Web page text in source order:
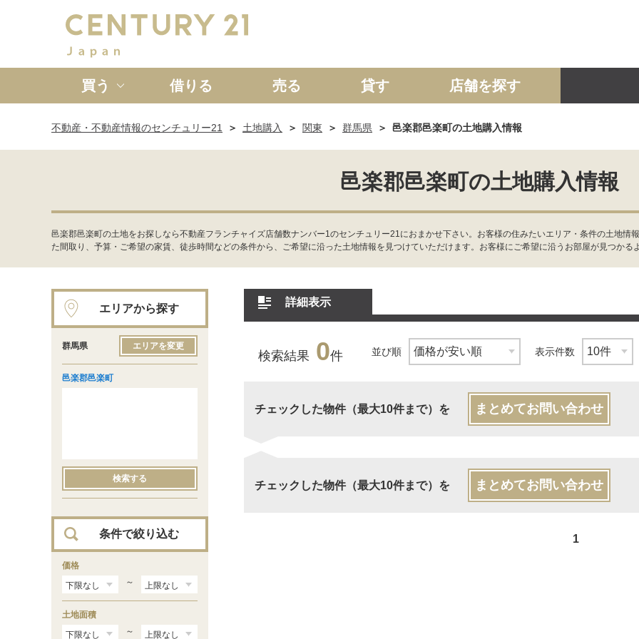
買う
新築一戸建て 中古一戸建て マンション 土地
借りる 売る 貸す 店舗を探す
不動産・不動産情報のセンチュリー21 土地購入 関東 群馬県 邑楽郡邑楽町の土地購入情報
邑楽郡邑楽町の土地購入情報
邑楽郡邑楽町の土地をお探しなら不動産フランチャイズ店舗数ナンバー1のセンチュリー21におまかせ下さい。お客様の住みたいエリア・条件の土地
た間取り、予算・ご希望の家賃、徒歩時間などの条件から、ご希望に沿った土地情報を見つけていただけます。お客様にご希望に沿うお部屋が見つか
詳細表示
検索結果 0件 並び順 表示件数
チェックした物件（最大10件まで）を まとめてお問い合わせ
チェックした物件（最大10件まで）を まとめてお問い合わせ
1
エリアから探す
群馬県 エリアを変更
邑楽郡邑楽町
検索する
条件で絞り込む
価格
～
土地面積
～